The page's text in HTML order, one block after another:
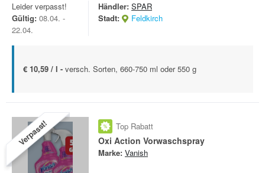
Leider verpasst!
Gültig: 08.04. -
22.04.
Händler: SPAR
Stadt:
Feldkirch
€ 10,59 / l - versch. Sorten, 660-750 ml oder 550 g
Verpasst! Top Rabatt
Oxi Action Vorwaschspray
Marke: Vanish